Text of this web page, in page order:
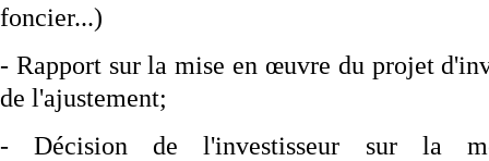
foncier...)
- Rapport sur la mise en œuvre du projet
de l'ajustement;
- Décision de l'investisseur sur la